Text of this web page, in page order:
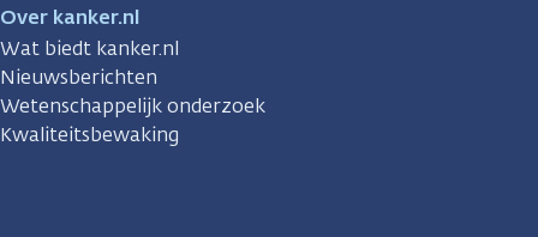
Over kanker.nl
Wat biedt kanker.nl
Nieuwsberichten
Wetenschappelijk onderzoek
Kwaliteitsbewaking